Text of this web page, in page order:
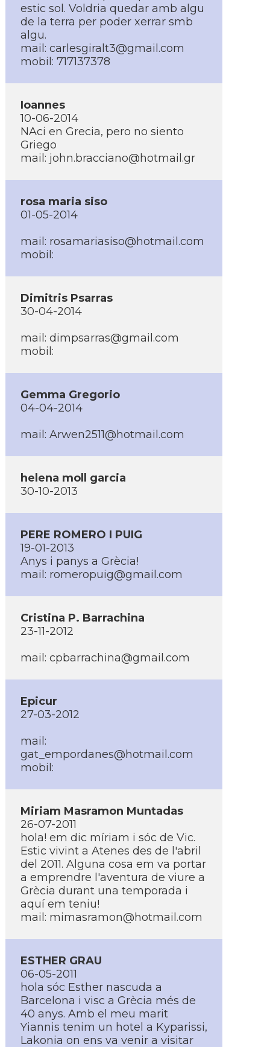
estic sol. Voldria quedar amb algu
de la terra per poder xerrar smb
algu.
mail: carlesgiralt3@gmail.com
mobil: 717137378
Ioannes
10-06-2014
NAci en Grecia, pero no siento
Griego
mail: john.bracciano@hotmail.gr
rosa maria siso
01-05-2014
mail: rosamariasiso@hotmail.com
mobil:
Dimitris Psarras
30-04-2014
mail: dimpsarras@gmail.com
mobil:
Gemma Gregorio
04-04-2014
mail: Arwen2511@hotmail.com
helena moll garcia
30-10-2013
PERE ROMERO I PUIG
19-01-2013
Anys i panys a Grècia!
mail: romeropuig@gmail.com
Cristina P. Barrachina
23-11-2012
mail: cpbarrachina@gmail.com
Epicur
27-03-2012
mail:
gat_empordanes@hotmail.com
mobil:
Miriam Masramon Muntadas
26-07-2011
hola! em dic mí­riam i sóc de Vic.
Estic vivint a Atenes des de l'abril
del 2011. Alguna cosa em va portar
a emprendre l'aventura de viure a
Grècia durant una temporada i
aquí­ em teniu!
mail: mimasramon@hotmail.com
ESTHER GRAU
06-05-2011
hola sóc Esther nascuda a
Barcelona i visc a Grècia més de
40 anys. Amb el meu marit
Yiannis tenim un hotel a Kyparissi,
Lakonia on ens va venir a visitar